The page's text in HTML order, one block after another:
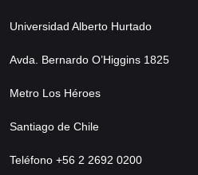
Universidad Alberto Hurtado
Avda. Bernardo O’Higgins 1825
Metro Los Héroes
Santiago de Chile
Teléfono +56 2 2692 0200